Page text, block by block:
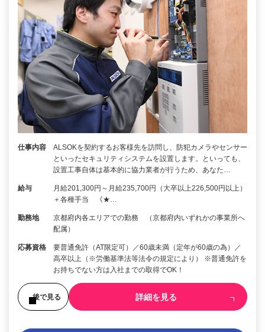
仕事内容
ALSOKを契約するお客様先を訪問し、防犯カメラやセンサー
といったセキュリティシステムを設置します。といっても、
設置工事自体は基本的に協力業者が行うため、あなた…
給与
月給201,300円～月給235,700円（大卒以上226,500円以上）
＋各種手当 《★…
勤務地
京都府内各エリアでの勤務 （京都府内いずれかの事業所へ
配属）
応募資格
要普通免許（AT限定可）／60歳未満（定年が60歳の為）／
高卒以上（※労働基準法等法令の規定により） ※普通免許を
お持ちでない方は入社までの取得でOK！
後で見る 詳細を見る